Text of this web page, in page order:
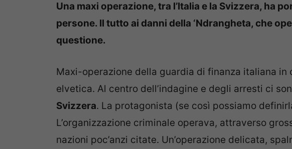
Una maxi operazione, tra l’Italia e la Svizzera, ha
persone. Il tutto ai danni della ‘Ndrangheta, che
questione.
Maxi-operazione della guardia di finanza italiana in
elvetica. Al centro dell’indagine e degli arresti ci
Svizzera. La protagonista (se così possiamo
L’organizzazione criminale operava, attraverso
nazioni poc’anzi citate. Un’operazione delicata,